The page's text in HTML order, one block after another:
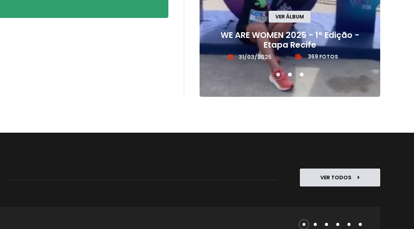
VER ÁLBUM
WE ARE WOMEN 2025 - 1° Edição -
Etapa Recife
31/03/2025 369 FOTOS
VER TODOS